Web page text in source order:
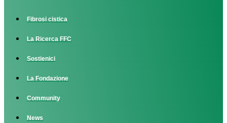
Fibrosi cistica
La Ricerca FFC
Sostienici
La Fondazione
Community
News